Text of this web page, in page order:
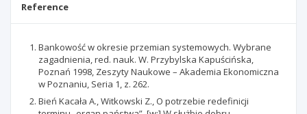
Reference
Bankowość w okresie przemian systemowych. Wybrane
zagadnienia, red. nauk. W. Przybylska Kapuścińska,
Poznań 1998, Zeszyty Naukowe – Akademia Ekonomiczna
w Poznaniu, Seria 1, z. 262.
Bień Kacała A., Witkowski Z., O potrzebie redefinicji